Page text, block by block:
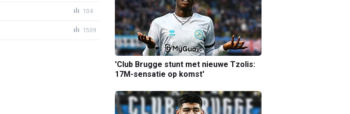
104
1509
'Club Brugge stunt met nieuwe Tzolis:
17M-sensatie op komst'